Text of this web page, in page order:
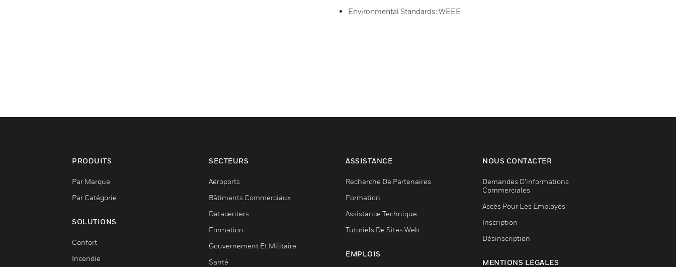
Environmental Standards: WEEE
PRODUITS
Par Marque
Par Catégorie
SOLUTIONS
Confort
Incendie
SECTEURS
Aéroports
Bâtiments Commerciaux
Datacenters
Formation
Gouvernement Et Militaire
Santé
ASSISTANCE
Recherche De Partenaires
Formation
Assistance Technique
Tutoriels De Sites Web
EMPLOIS
NOUS CONTACTER
Demandes D’informations
Commerciales
Accès Pour Les Employés
Inscription
Désinscription
MENTIONS LÉGALES